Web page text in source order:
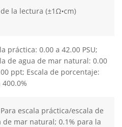
la lectura (±1Ω•cm)
práctica: 0.00 a 42.00 PSU;
de agua de mar natural: 0.00
ppt; Escala de porcentaje:
400.0%
escala práctica/escala de
de mar natural; 0.1% para la